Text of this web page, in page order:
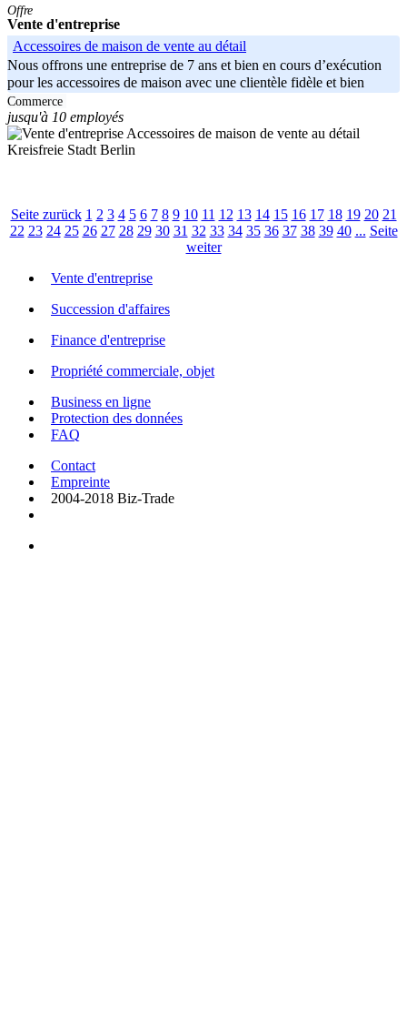
Offre
Vente d'entreprise
Accessoires de maison de vente au détail
Nous offrons une entreprise de 7 ans et bien en cours d’exécution
pour les accessoires de maison avec une clientèle fidèle et bien
Commerce
jusqu'à 10 employés
Kreisfreie Stadt Berlin
Seite zurück 1 2 3 4 5 6 7 8 9 10 11 12 13 14 15 16 17 18 19 20 21
22 23 24 25 26 27 28 29 30 31 32 33 34 35 36 37 38 39 40 ... Seite
weiter
Vente d'entreprise
Succession d'affaires
Finance d'entreprise
Propriété commerciale, objet
Business en ligne
Protection des données
FAQ
Contact
Empreinte
2004-2018 Biz-Trade